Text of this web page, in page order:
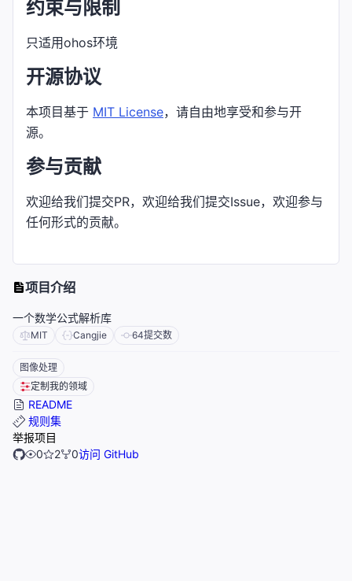
约束与限制
只适用ohos环境
开源协议
本项目基于 MIT License，请自由地享受和参与开
源。
参与贡献
欢迎给我们提交PR，欢迎给我们提交Issue，欢迎参与
任何形式的贡献。
项目介绍
一个数学公式解析库
MIT Cangjie 64提交数
图像处理
定制我的领域
README
规则集
举报项目
0
2 0访问 GitHub